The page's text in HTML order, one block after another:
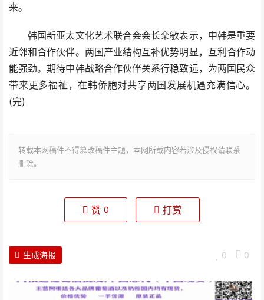
来。
韩国新亚太文化艺术联合会会长栾敏表示，中韩是重要
近邻和合作伙伴。两国产业结构互补优势明显，互利合作动
能强劲。期待中韩战略合作伙伴关系行稳致远，为两国民众
带来更多福祉，在韩侨胞对共享两国发展机遇充满信心。
(完)
转载本网稿件不得篡改稿件主题，本网所载内容若涉及侵权请联系
删除。
赞 0 打赏
0 0
生成海报